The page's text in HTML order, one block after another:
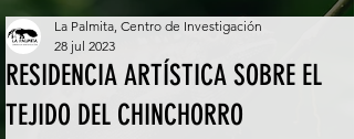
RESIDENCIA ARTÍSTICA SOBRE EL
TEJIDO DEL CHINCHORRO
La Palmita, Centro de Investigación
28 jul 2023